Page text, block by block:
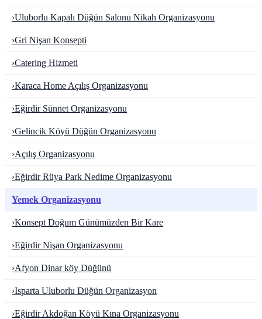
›Uluborlu Kapalı Düğün Salonu Nikah Organizasyonu
›Gri Nişan Konsepti
›Catering Hizmeti
›Karaca Home Açılış Organizasyonu
›Eğirdir Sünnet Organizasyonu
›Gelincik Köyü Düğün Organizasyonu
›Açılış Organizasyonu
›Eğirdir Rüya Park Nedime Organizasyonu
Yemek Organizasyonu
›Konsept Doğum Günümüzden Bir Kare
›Eğirdir Nişan Organizasyonu
›Afyon Dinar köy Düğünü
›Isparta Uluborlu Düğün Organizasyon
›Eğirdir Akdoğan Köyü Kına Organizasyonu